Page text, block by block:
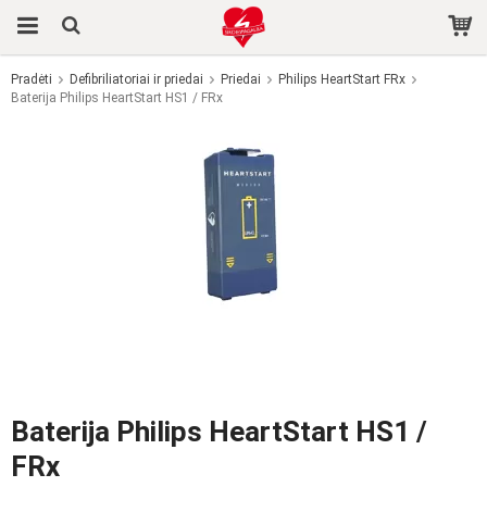
Produktas buvo įdėtas į jūsų krepšelį
Pradėti Defibriliatoriai ir priedai Priedai
Philips HeartStart FRx
Baterija Philips HeartStart HS1 / FRx
Baterija Philips HeartStart HS1 /
FRx